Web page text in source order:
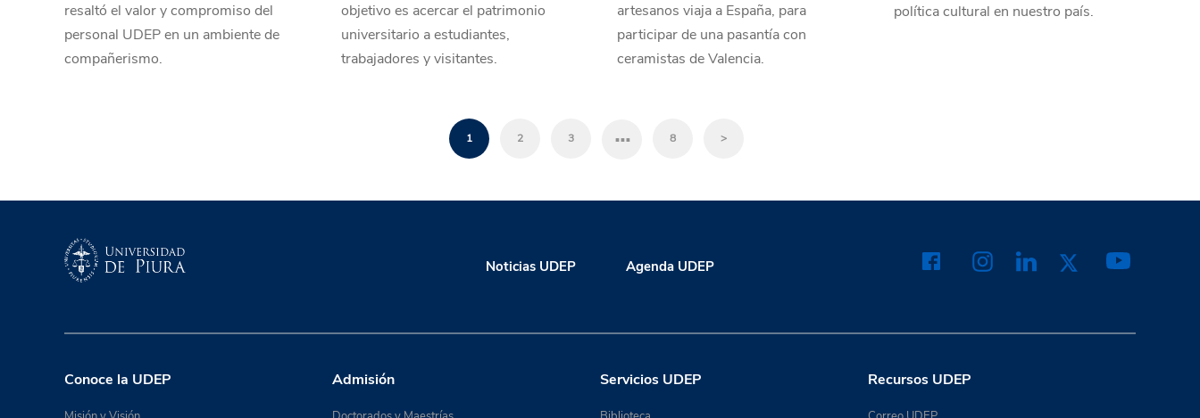
resaltó el valor y compromiso del
personal UDEP en un ambiente de
compañerismo.
objetivo es acercar el patrimonio
universitario a estudiantes,
trabajadores y visitantes.
artesanos viaja a España, para
participar de una pasantía con
ceramistas de Valencia.
política cultural en nuestro país.
1 2 3 … 8 >
Noticias UDEP Agenda UDEP
Conoce la UDEP Admisión Servicios UDEP Recursos UDEP